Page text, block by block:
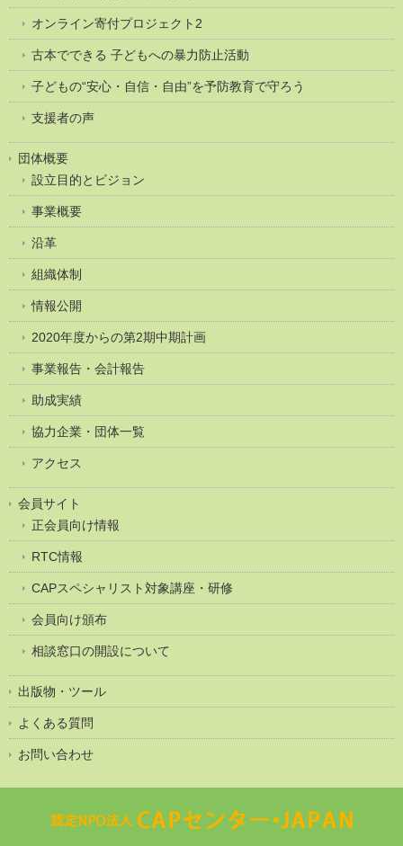
オンライン寄付プロジェクト2
古本でできる 子どもへの暴力防止活動
子どもの“安心・自信・自由”を予防教育で守ろう
支援者の声
団体概要
設立目的とビジョン
事業概要
沿革
組織体制
情報公開
2020年度からの第2期中期計画
事業報告・会計報告
助成実績
協力企業・団体一覧
アクセス
会員サイト
正会員向け情報
RTC情報
CAPスペシャリスト対象講座・研修
会員向け頒布
相談窓口の開設について
出版物・ツール
よくある質問
お問い合わせ